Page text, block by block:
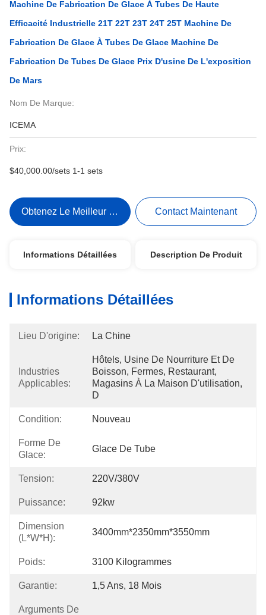
Machine De Fabrication De Glace À Tubes De Haute
Efficacité Industrielle 21T 22T 23T 24T 25T Machine De
Fabrication De Glace À Tubes De Glace Machine De
Fabrication De Tubes De Glace Prix D'usine De L'exposition
De Mars
Nom De Marque:
ICEMA
Prix:
$40,000.00/sets 1-1 sets
Obtenez Le Meilleur Prix Contact Maintenant
Informations Détaillées Description De Produit
Informations Détaillées
Lieu D'origine: La Chine
Industries
Applicables:
Hôtels, Usine De Nourriture Et De
Boisson, Fermes, Restaurant,
Magasins À La Maison D'utilisation,
D
Condition: Nouveau
Forme De
Glace:
Glace De Tube
Tension: 220V/380V
Puissance: 92kw
Dimension
(L*W*H):
3400mm*2350mm*3550mm
Poids: 3100 Kilogrammes
Garantie: 1,5 Ans, 18 Mois
Arguments De